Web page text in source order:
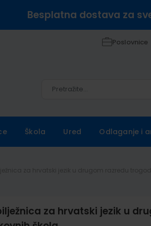
Besplatna dostava za
Poslovnice
Škola Ured Odlaganje i
za hrvatski jezik u